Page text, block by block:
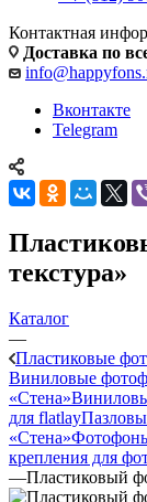
Контактная
Доставка по
Вконтакте
Telegram
текстура»
Каталог
—
Пластиковые
Виниловые
«Стена»
для flatlay
«Стена»
крепления для
—Пластиковый